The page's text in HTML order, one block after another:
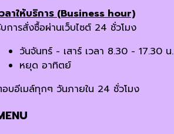
ลาให้บริการ (Business hour)
การสั่งซื้อผ่านเว็บไซต์ 24 ชั่วโมง
วันจันทร์ - เสาร์ เวลา 8.30 - 17.30 น.
หยุด อาทิตย์
บอีเมล์ทุกๆ วันภายใน 24 ชั่วโมง